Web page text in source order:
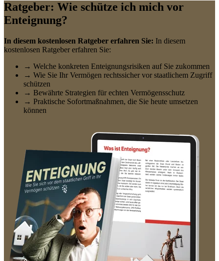
Ratgeber: Wie schütze ich mich vor
Enteignung?
In diesem kostenlosen Ratgeber erfahren Sie: In diesem
kostenlosen Ratgeber erfahren Sie:
→ Welche konkreten Enteignungsrisiken auf Sie zukommen
→ Wie Sie Ihr Vermögen rechtssicher vor staatlichem Zugriff
schützen
→ Bewährte Strategien für echten Vermögensschutz
→ Praktische Sofortmaßnahmen, die Sie heute umsetzen
können